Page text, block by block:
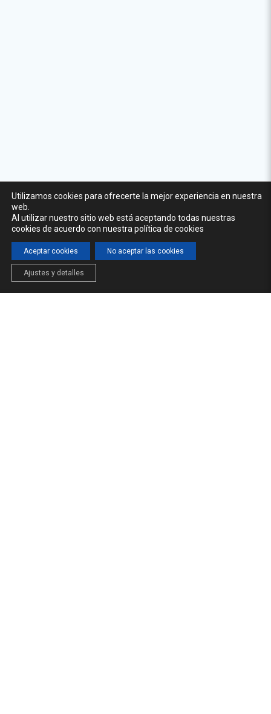
Utilizamos cookies para ofrecerte la mejor experiencia en nuestra
web.
Al utilizar nuestro sitio web está aceptando todas nuestras
cookies de acuerdo con nuestra política de cookies
Aceptar cookies No aceptar las cookies
Ajustes y detalles